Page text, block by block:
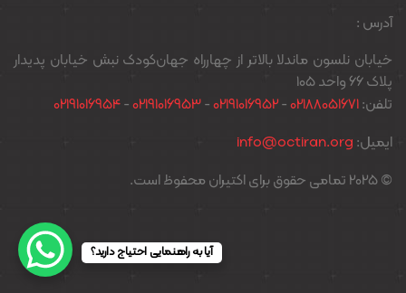
آدرس :
خیابان نلسون ماندلا بالاتر از چهارراه جهان‌کودک نبش خیابان پدیدار
پلاک ۶۶ واحد ۱۰۵
تلفن:02188051671
-
02191016952
-
02191016953
-
02191016954
ایمیل: info@octiran.org
© 2025 تمامی حقوق برای اکتیران محفوظ است.
آیا به راهنمایی احتیاج دارید؟